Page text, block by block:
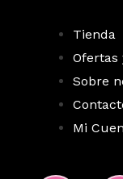
Tienda
Ofertas
Sobre
Mi